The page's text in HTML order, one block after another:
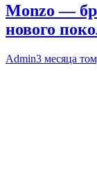
Monzo —
нового
Admin3 месяца